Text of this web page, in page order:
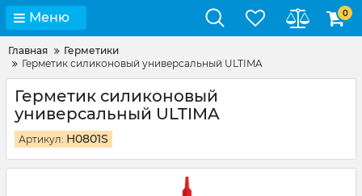
Меню 0
Главная
Герметики
Герметик силиконовый универсальный ULTIMA
Герметик силиконовый
универсальный ULTIMA
Артикул: H0801S